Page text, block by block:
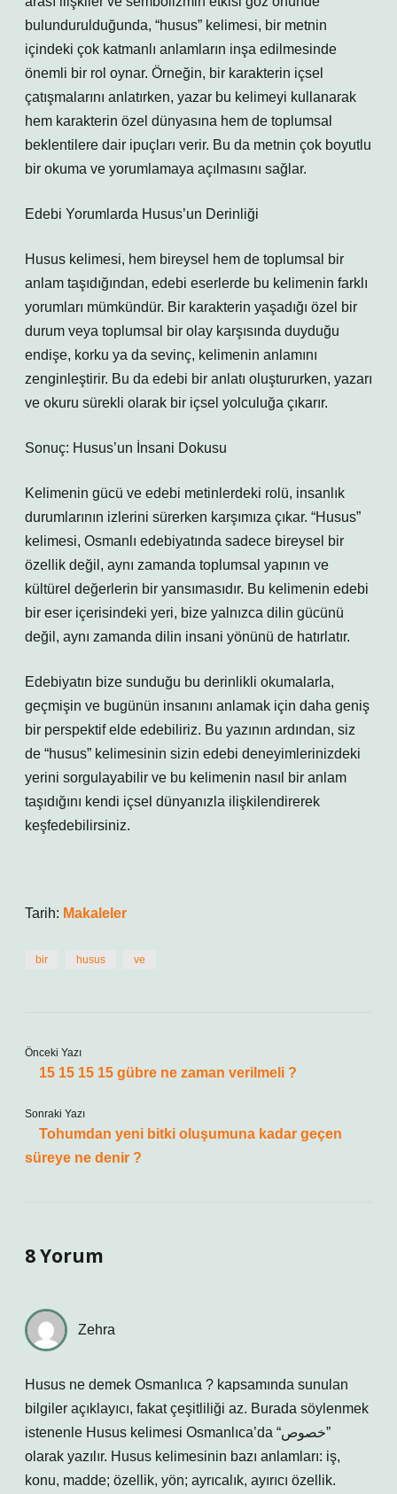
bulundurulduğunda, “husus” kelimesi, bir metnin
içindeki çok katmanlı anlamların inşa edilmesinde
önemli bir rol oynar. Örneğin, bir karakterin içsel
çatışmalarını anlatırken, yazar bu kelimeyi kullanarak
hem karakterin özel dünyasına hem de toplumsal
beklentilere dair ipuçları verir. Bu da metnin çok boyutlu
bir okuma ve yorumlamaya açılmasını sağlar.
Edebi Yorumlarda Husus’un Derinliği
Husus kelimesi, hem bireysel hem de toplumsal bir
anlam taşıdığından, edebi eserlerde bu kelimenin farklı
yorumları mümkündür. Bir karakterin yaşadığı özel bir
durum veya toplumsal bir olay karşısında duyduğu
endişe, korku ya da sevinç, kelimenin anlamını
zenginleştirir. Bu da edebi bir anlatı oluştururken, yazarı
ve okuru sürekli olarak bir içsel yolculuğa çıkarır.
Sonuç: Husus’un İnsani Dokusu
Kelimenin gücü ve edebi metinlerdeki rolü, insanlık
durumlarının izlerini sürerken karşımıza çıkar. “Husus”
kelimesi, Osmanlı edebiyatında sadece bireysel bir
özellik değil, aynı zamanda toplumsal yapının ve
kültürel değerlerin bir yansımasıdır. Bu kelimenin edebi
bir eser içerisindeki yeri, bize yalnızca dilin gücünü
değil, aynı zamanda dilin insani yönünü de hatırlatır.
Edebiyatın bize sunduğu bu derinlikli okumalarla,
geçmişin ve bugünün insanını anlamak için daha geniş
bir perspektif elde edebiliriz. Bu yazının ardından, siz
de “husus” kelimesinin sizin edebi deneyimlerinizdeki
yerini sorgulayabilir ve bu kelimenin nasıl bir anlam
taşıdığını kendi içsel dünyanızla ilişkilendirerek
keşfedebilirsiniz.
Tarih: Makaleler
bir husus ve
Önceki Yazı
15 15 15 15 gübre ne zaman verilmeli ?
Sonraki Yazı
Tohumdan yeni bitki oluşumuna kadar geçen
süreye ne denir ?
8 Yorum
Zehra
Husus ne demek Osmanlıca ? kapsamında sunulan
bilgiler açıklayıcı, fakat çeşitliliği az. Burada söylenmek
istenenle Husus kelimesi Osmanlıca’da “خصوص”
olarak yazılır. Husus kelimesinin bazı anlamları: iş,
konu, madde; özellik, yön; ayrıcalık, ayırıcı özellik.